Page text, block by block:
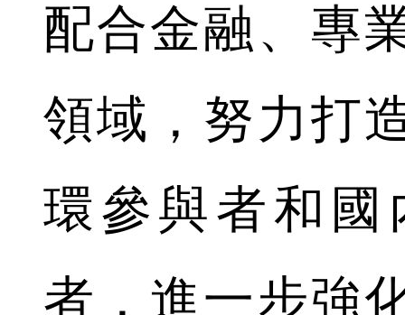
配合金融、專
領域，努力打
環參與者和國
者，進一步強